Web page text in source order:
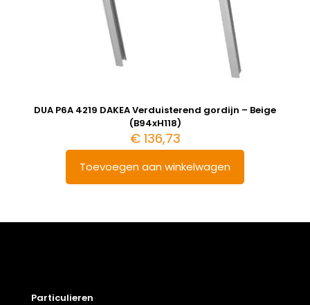
DUA P6A 4219 DAKEA Verduisterend gordijn – Beige
(B94xH118)
€136,73
Toevoegen aan winkelwagen
Particulieren